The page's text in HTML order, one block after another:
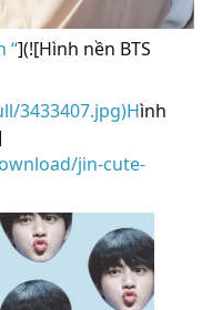
“](![Hình nền BTS
3433407.jpg)Hình
jin-cute-